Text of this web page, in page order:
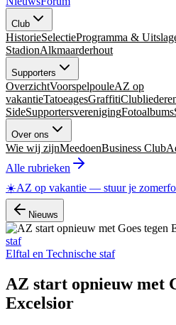
Club
HistorieSelectieProgramma &
StadionAlkmaarderhout
Supporters
OverzichtVoorspelpouleAZ op
vakantieTatoeagesGraffiti
SideSupportersverenigingFotoalbums
Over ons
Wie wij zijnMeedoenBusiness Club
Alle rubrieken
☀️AZ op vakantie — stuur je
Nieuws
staf
Elftal en Technische staf
AZ start opnieuw met
Excelsior